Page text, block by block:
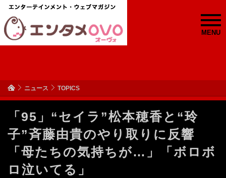
MENU
ニュース TOPICS
「95」“セイラ”松本穂香と“玲
子”斉藤由貴のやり取りに反響
「母たちの気持ちが…」「ボロボ
ロ泣いてる」